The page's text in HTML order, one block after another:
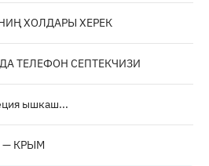
ХОЛДАРЫ ХЕРЕК
ТЕЛЕФОН СЕПТЕКЧИЗИ
ышкаш...
— КРЫМ